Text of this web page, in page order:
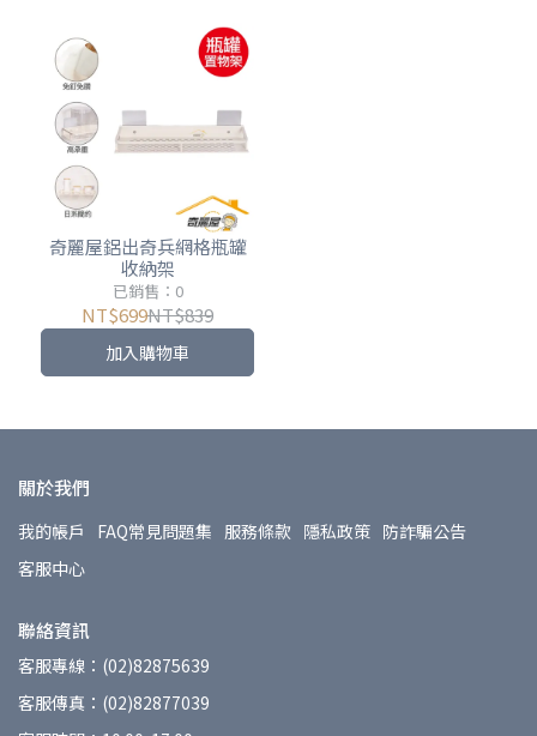
奇麗屋鋁出奇兵網格瓶罐
收納架
已銷售：0
NT$699NT$839
加入購物車
關於我們
我的帳戶 FAQ常見問題集 服務條款 隱私政策 防詐騙公告
客服中心
聯絡資訊
客服專線：(02)82875639
客服傳真：(02)82877039